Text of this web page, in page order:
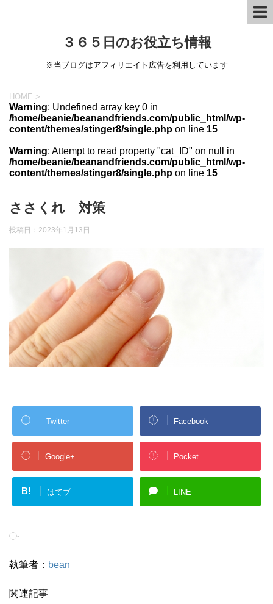
３６５日のお役立ち情報
※当ブログはアフィリエイト広告を利用しています
HOME >
Warning: Undefined array key 0 in
/home/beanie/beanandfriends.com/public_html/wp-
content/themes/stinger8/single.php on line 15
Warning: Attempt to read property "cat_ID" on null in
/home/beanie/beanandfriends.com/public_html/wp-
content/themes/stinger8/single.php on line 15
ささくれ 対策
投稿日： 2023年1月13日
Twitter Facebook
Google+ Pocket
B! はてブ LINE
-
執筆者： bean
関連記事